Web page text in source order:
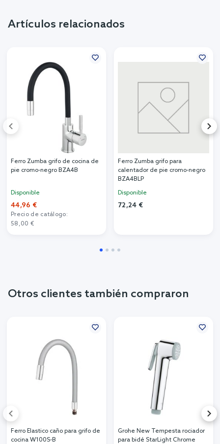
Artículos relacionados
Ferro Zumba grifo de cocina de
pie cromo-negro BZA4B
Disponible
44,96 €
Precio de catálogo:
58,00 €
Ferro Zumba grifo para
calentador de pie cromo-negro
BZA4BLP
Disponible
72,24 €
Otros clientes también compraron
Ferro Elastico caño para grifo de
cocina W100S-B
Grohe New Tempesta rociador
para bidé StarLight Chrome